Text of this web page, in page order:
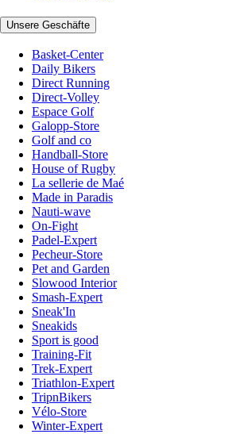
Unsere Geschäfte
Basket-Center
Daily Bikers
Direct Running
Direct-Volley
Espace Golf
Galopp-Store
Golf and co
Handball-Store
House of Rugby
La sellerie de Maé
Made in Paradis
Nauti-wave
On-Fight
Padel-Expert
Pecheur-Store
Pet and Garden
Slowood Interior
Smash-Expert
Sneak'In
Sneakids
Sport is good
Training-Fit
Trek-Expert
Triathlon-Expert
TripnBikers
Vélo-Store
Winter-Expert